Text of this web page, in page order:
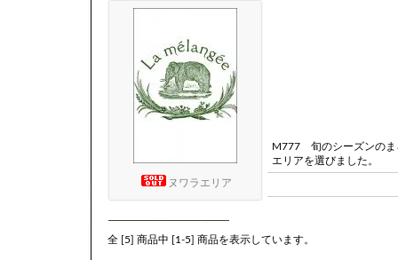
ヌワラエリア
M777 旬のシーズンのま
エリアを選びました。
全 [5] 商品中 [1-5] 商品を表示しています。